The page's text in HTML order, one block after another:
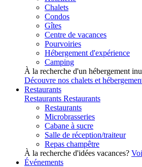
Chalets
Condos
Gîtes
Centre de vacances
Pourvoiries
Hébergement d'expérience
Camping
À la recherche d'un hébergement
Découvre nos chalets et
Restaurants
Restaurants Restaurants
Restaurants
Microbrasseries
Cabane à sucre
Salle de réception/traiteur
Repas champêtre
À la recherche d'idées vacances?
Événements